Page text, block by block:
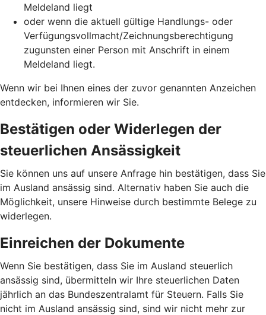
Meldeland liegt
oder wenn die aktuell gültige Handlungs- oder
Verfügungsvollmacht/Zeichnungsberechtigung
zugunsten einer Person mit Anschrift in einem
Meldeland liegt.
Wenn wir bei Ihnen eines der zuvor genannten Anzeichen
entdecken, informieren wir Sie.
Bestätigen oder Widerlegen der
steuerlichen Ansässigkeit
Sie können uns auf unsere Anfrage hin bestätigen, dass Sie
im Ausland ansässig sind. Alternativ haben Sie auch die
Möglichkeit, unsere Hinweise durch bestimmte Belege zu
widerlegen.
Einreichen der Dokumente
Wenn Sie bestätigen, dass Sie im Ausland steuerlich
ansässig sind, übermitteln wir Ihre steuerlichen Daten
jährlich an das Bundeszentralamt für Steuern. Falls Sie
nicht im Ausland ansässig sind, sind wir nicht mehr zur